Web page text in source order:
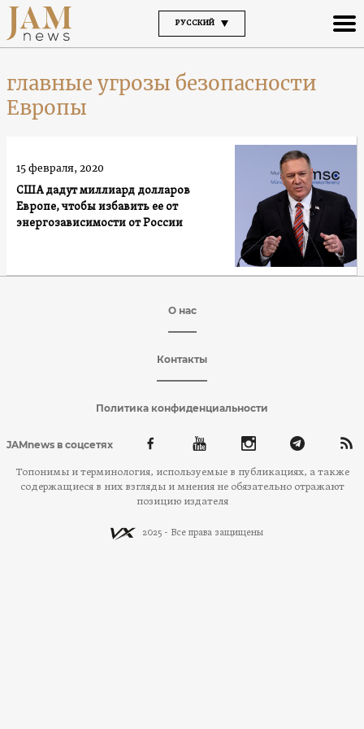
РУССКИЙ
главные угрозы безопасности
Европы
США дадут миллиард долларов
Европе, чтобы избавить ее от
энергозависимости от России
15 февраля, 2020
О нас
Контакты
Политика конфиденциальности
JAMnews в соцсетях
Топонимы и терминология, используемые в публикациях, а также
содержащиеся в них взгляды и мнения не обязательно отражают
позицию издателя
2025 - Все права защищены